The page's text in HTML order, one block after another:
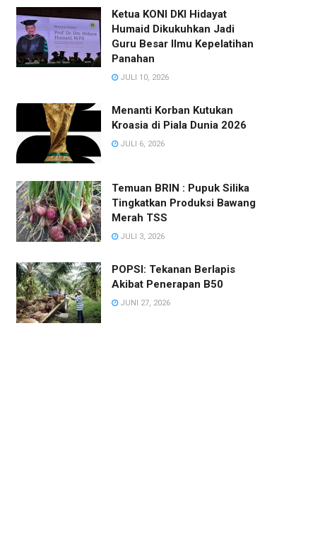
Ketua KONI DKI Hidayat
Humaid Dikukuhkan Jadi
Guru Besar Ilmu Kepelatihan
Panahan
JULI 10, 2026
Menanti Korban Kutukan
Kroasia di Piala Dunia 2026
JULI 6, 2026
Temuan BRIN : Pupuk Silika
Tingkatkan Produksi Bawang
Merah TSS
JULI 3, 2026
POPSI: Tekanan Berlapis
Akibat Penerapan B50
JUNI 27, 2026